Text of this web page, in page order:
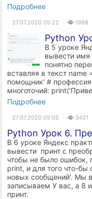
Подробнее
27.07.2020 05:22 1988
Python
В 5 уроке
вывести имя
понятно
вставляя в текст
помощник' #
многоточий:
Подробнее
27.07.2020 05:05 3421
Python Урок 6.
В 6 уроке Яндекс
вывести принт с
чтобы не было ошибок,
print, и для того что-
новых сообщений'. Мы
записываем У вас, а 8
принт.